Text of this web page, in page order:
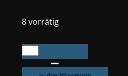
8 vorrätig
Standox
HS-
Härter